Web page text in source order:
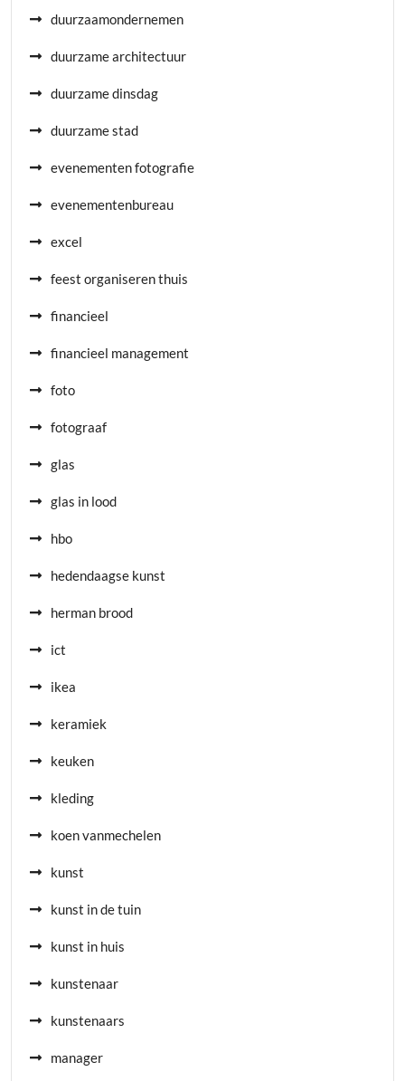
duurzaamondernemen
duurzame architectuur
duurzame dinsdag
duurzame stad
evenementen fotografie
evenementenbureau
excel
feest organiseren thuis
financieel
financieel management
foto
fotograaf
glas
glas in lood
hbo
hedendaagse kunst
herman brood
ict
ikea
keramiek
keuken
kleding
koen vanmechelen
kunst
kunst in de tuin
kunst in huis
kunstenaar
kunstenaars
manager